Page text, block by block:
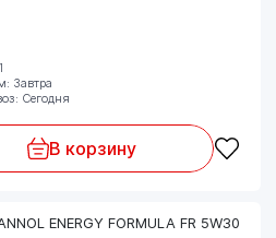
Завтра
Сегодня
В корзину
ENERGY FORMULA FR 5W30